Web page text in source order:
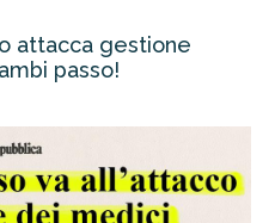
attacca gestione
passo!